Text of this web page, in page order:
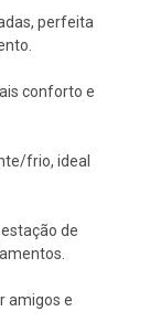
perfeita
conforto e
frio, ideal
de
amigos e